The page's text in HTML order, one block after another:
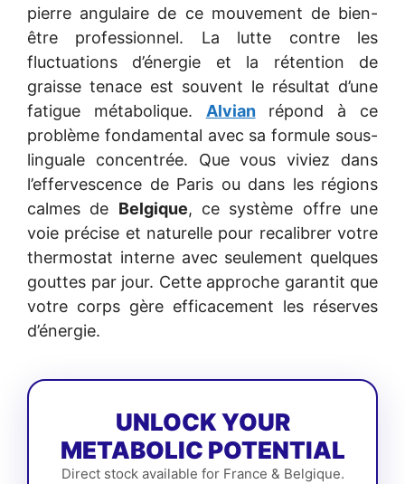
pierre angulaire de ce mouvement de bien-
être professionnel. La lutte contre les
fluctuations d’énergie et la rétention de
graisse tenace est souvent le résultat d’une
fatigue métabolique. Alvianrépond à ce
problème fondamental avec sa formule sous-
linguale concentrée. Que vous viviez dans
l’effervescence de Paris ou dans les régions
calmes de Belgique, ce système offre une
voie précise et naturelle pour recalibrer votre
thermostat interne avec seulement quelques
gouttes par jour. Cette approche garantit que
votre corps gère efficacement les réserves
d’énergie.
UNLOCK YOUR
METABOLIC POTENTIAL
Direct stock available for France & Belgique.